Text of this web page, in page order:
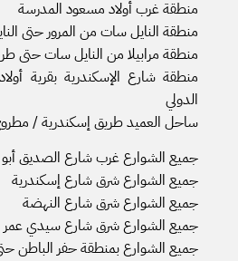
منطقة غرب أولاد مسعود المدرسة
منطقة النايل سات من المرور حتى
منطقة مرابيلا من النايل سات حتى
منطقة شارع الإسكندرية بقرية
الدولي
ساحل العميد طريق إسكندرية /
جميع الشوارع غرب شارع الصديق أبو
جميع الشوارع شرق شارع إسكندرية
جميع الشوارع شرق شارع النهضة
جميع الشوارع شرق شارع سيدي عمر
جميع الشوارع بمنطقة حفر الباطن